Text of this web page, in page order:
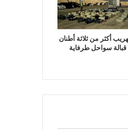
أكثر من ثلاثة أطنان
قبالة سواحل طرفاية